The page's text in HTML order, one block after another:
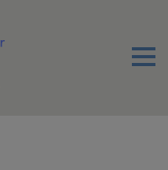
Menu